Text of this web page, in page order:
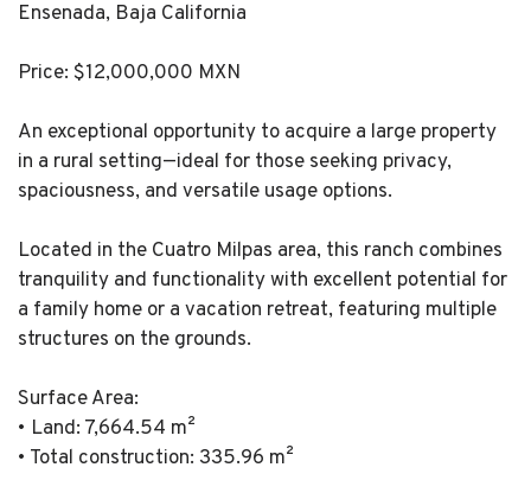
Ensenada, Baja California
Price: $12,000,000 MXN
An exceptional opportunity to acquire a large property
in a rural setting—ideal for those seeking privacy,
spaciousness, and versatile usage options.
Located in the Cuatro Milpas area, this ranch combines
tranquility and functionality with excellent potential for
a family home or a vacation retreat, featuring multiple
structures on the grounds.
Surface Area:
• Land: 7,664.54 m²
• Total construction: 335.96 m²